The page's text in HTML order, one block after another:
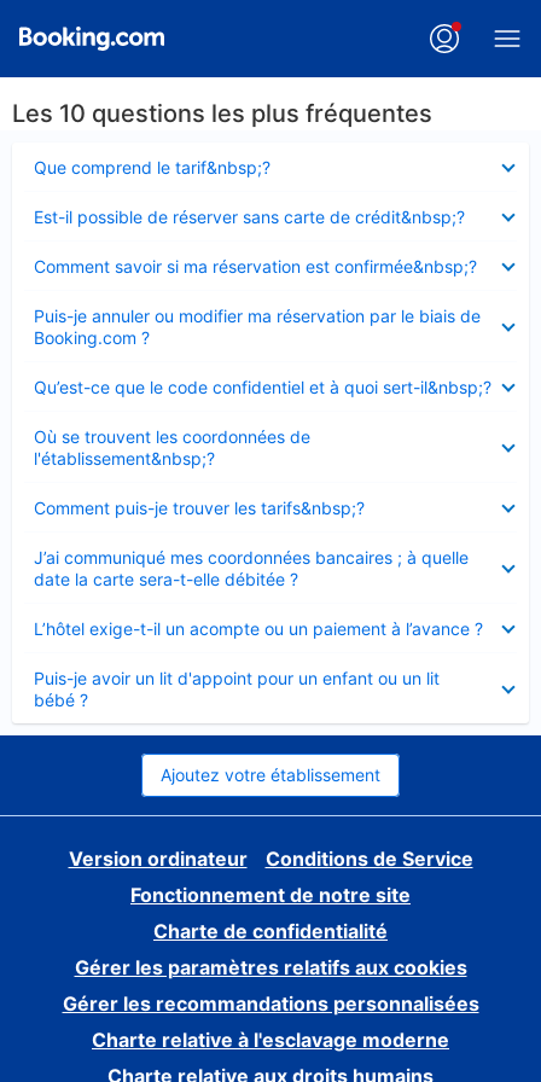
Les 10 questions les plus fréquentes
Que comprend le tarif&nbsp;?
fermé
Est-il possible de réserver sans carte de crédit&nbsp;?
fermé
Comment savoir si ma réservation est confirmée&nbsp;?
fermé
Puis-je annuler ou modifier ma réservation par le biais de
Booking.com ?
fermé
Qu’est-ce que le code confidentiel et à quoi sert-il&nbsp;?
fermé
Où se trouvent les coordonnées de
l'établissement&nbsp;?
fermé
Comment puis-je trouver les tarifs&nbsp;?
fermé
J’ai communiqué mes coordonnées bancaires ; à quelle
date la carte sera-t-elle débitée ?
fermé
L’hôtel exige-t-il un acompte ou un paiement à l’avance ?
fermé
Puis-je avoir un lit d'appoint pour un enfant ou un lit
bébé ?
fermé
Ajoutez votre établissement
Version ordinateur
Conditions de Service
Fonctionnement de notre site
Charte de confidentialité
Gérer les paramètres relatifs aux cookies
Gérer les recommandations personnalisées
Charte relative à l'esclavage moderne
Charte relative aux droits humains